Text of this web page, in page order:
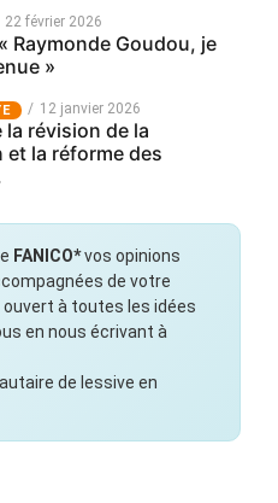
22 février 2026
Raymonde Goudou, je
»
12 janvier 2026
la révision de la
la réforme des
FANICO*vos opinions
de votre
à toutes les idées
en nous écrivant à
de lessive en